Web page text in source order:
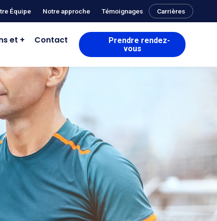
Équipe Notre approche Témoignages Carrières
et + Contact
Prendre rendez-
vous